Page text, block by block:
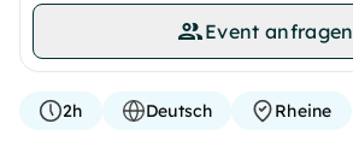
Event anfragen
2h Deutsch Rheine